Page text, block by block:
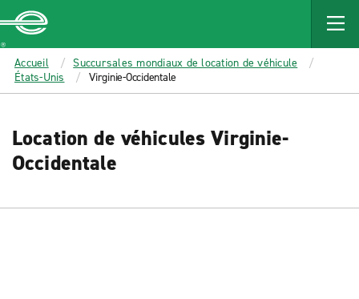
MAIN
CONTENT
Enterprise
Accueil
Succursales mondiaux de location de véhicule
États-Unis
Virginie-Occidentale
Location de véhicules Virginie-
Occidentale